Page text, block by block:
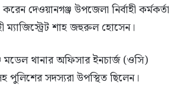
দেওয়ানগঞ্জ উপজেলা নির্বাহী কর্মকর্তা
ম্যাজিস্ট্রেট শাহ জহুরুল হোসেন।
থানার অফিসার ইনচার্জ (ওসি)
সদস্যরা উপস্থিত ছিলেন।